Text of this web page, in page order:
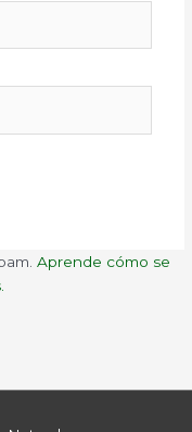
Aprende cómo se